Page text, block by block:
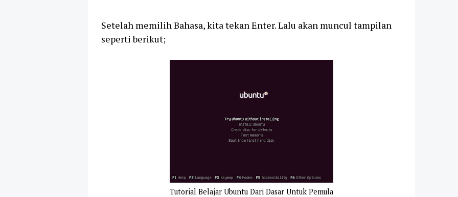
Setelah memilih Bahasa, kita tekan Enter. Lalu akan muncul tampilan
seperti berikut;
Tutorial Belajar Ubuntu Dari Dasar Untuk Pemula